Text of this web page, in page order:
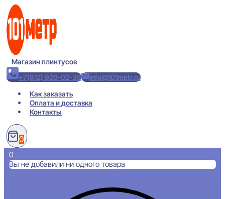
Перейти
содержимому
Магазин плинтусов
+7(812) 920-02-38
info@101metr.ru
Как заказать
Оплата и доставка
Контакты
0
0
Вы не добавили ни одного товара